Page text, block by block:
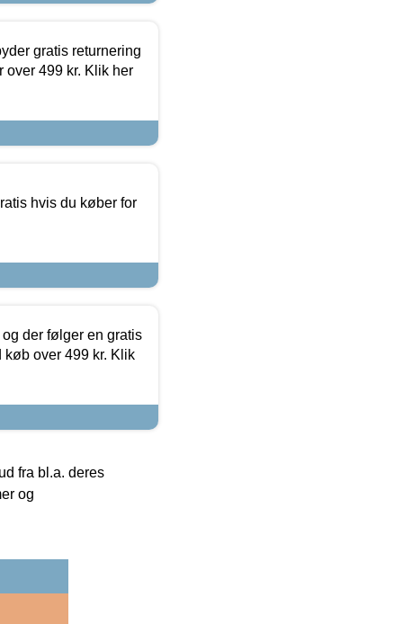
gratis returnering
over 499 kr. Klik her
hvis du køber for
der følger en gratis
køb over 499 kr. Klik
fra bl.a. deres
og